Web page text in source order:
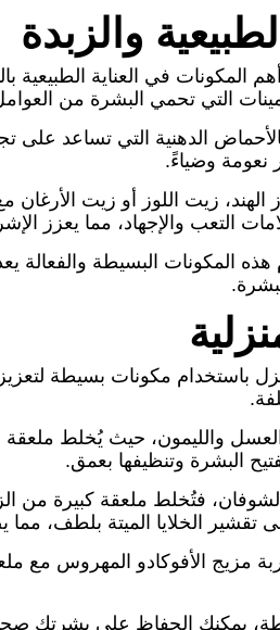
والزبدة
أهم المكونات في العناية
التي تحمي البشرة من
الدهنية التي تساعد
نعومة وضياءً.
زيت اللوز أو زيت
التعب والإجهاد، مما يعزز
هذه المكونات البسيطة
مكونات بسيطة لتعزيز
البشرة وتنظيفها بعمق.
الخلايا الميتة بلطف،
الأفوكادو المهروس مع
يمكنك الحفاظ على بشرتك